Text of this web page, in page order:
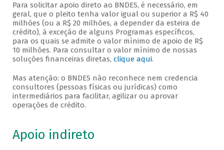
Para solicitar apoio direto ao BNDES, é necessário, em
geral, que o pleito tenha valor igual ou superior a R$ 40
milhões (ou a R$ 20 milhões, a depender da esteira de
crédito), à exceção de alguns Programas específicos,
para os quais se admite o valor mínimo de apoio de R$
10 milhões. Para consultar o valor mínimo de nossas
soluções financeiras diretas, clique aqui.
Mas atenção: o BNDES não reconhece nem credencia
consultores (pessoas físicas ou jurídicas) como
intermediários para facilitar, agilizar ou aprovar
operações de crédito.
Apoio indireto